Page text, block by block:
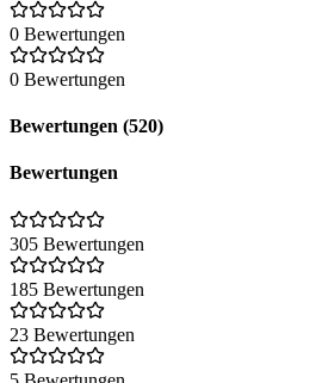
0 Bewertungen
0 Bewertungen
Bewertungen (520)
Bewertungen
305 Bewertungen
185 Bewertungen
23 Bewertungen